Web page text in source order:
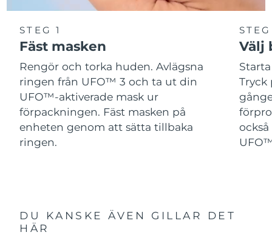
STEG 1
Fäst masken
Rengör och torka huden. Avlägsna
ringen från UFO™ 3 och ta ut din
UFO™-aktiverade mask ur
förpackningen. Fäst masken på
enheten genom att sätta tillbaka
ringen.
Välj
Tryck
DU KANSKE ÄVEN GILLAR DET
HÄR